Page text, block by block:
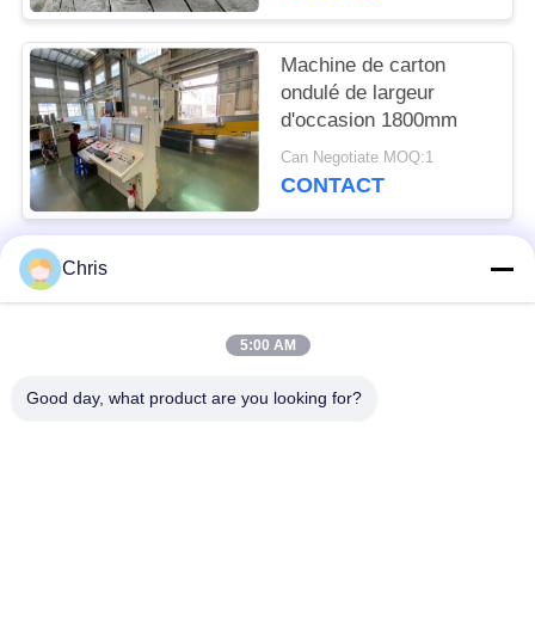
Machine de carton
ondulé de largeur
d'occasion 1800mm
Can Negotiate MOQ:1
CONTACT
Catégories populaires
Chris
5:00 AM
Good day, what product are you looking for?